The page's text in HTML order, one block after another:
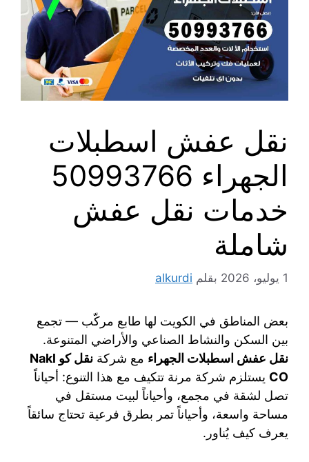
نقل عفش اسطبلات
الجهراء 50993766
خدمات نقل عفش
شاملة
1 يوليو، 2026 بقلم alkurdi
بعض المناطق في الكويت لها طابع مركّب — تجمع
بين السكن والنشاط الصناعي والأراضي المتنوعة.
نقل عفش اسطبلات الجهراء مع شركة
نقل كو Nakl
CO يستلزم شركة مرنة تتكيف مع هذا التنوع: أحياناً
تصل لشقة في مجمع، وأحياناً لبيت مستقل في
مساحة واسعة، وأحياناً تمر بطرق فرعية تحتاج سائقاً
يعرف كيف يُناور.